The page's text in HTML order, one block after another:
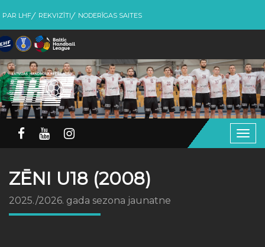
PAR LHF REKVIZĪTI NODERĪGAS SAITES
ZĒNI U18 (2008)
2025./2026. gada sezona jaunatne